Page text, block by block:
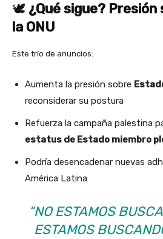
🕊️ ¿Qué sigue? Presión
la ONU
Este trío de anuncios:
Aumenta la presión sobre
reconsiderar su postura
Refuerza la campaña palestina
estatus de Estado miembro
Podría desencadenar nuevas
América Latina
“NO ESTAMOS
ESTAMOS